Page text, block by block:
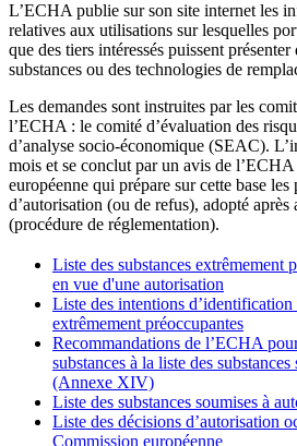
L’ECHA publie sur son site internet les
relatives aux utilisations sur lesquelles
que des tiers intéressés puissent
substances ou des technologies de
Les demandes sont instruites par les
l’ECHA : le comité d’évaluation des
d’analyse socio-économique (SEAC).
mois et se conclut par un avis de
européenne qui prépare sur cette base les
d’autorisation (ou de refus), adopté après
(procédure de réglementation).
Liste des substances extrêmement
en vue d'une autorisation
Liste des intentions d’identification
extrêmement préoccupantes
Recommandations de l’ECHA
substances à la liste des
(Annexe XIV)
Liste des substances soumises à
Liste des décisions d’autorisation
Commission européenne